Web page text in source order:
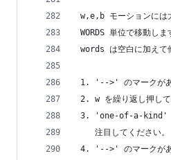
w,e,b モーションには
WORDS 単位で移動し
words は空白に加えて
1. '-->' のマークがあ
2. w を繰り返し押し
3. 'one-of-a-kind' の
注目してください
4. '-->' のマークがあ